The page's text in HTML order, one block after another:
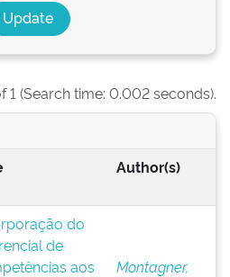
1 (Search time: 0.002 seconds).
Author(s)
do
de
aos
Montagner,